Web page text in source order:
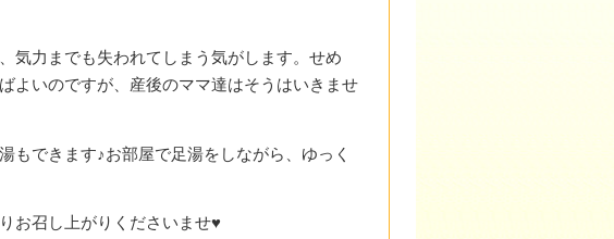
気力までも失われてしまう気がします。せめ
よいのですが、産後のママ達はそうはいきませ
もできます♪お部屋で足湯をしながら、ゆっく
お召し上がりくださいませ♥